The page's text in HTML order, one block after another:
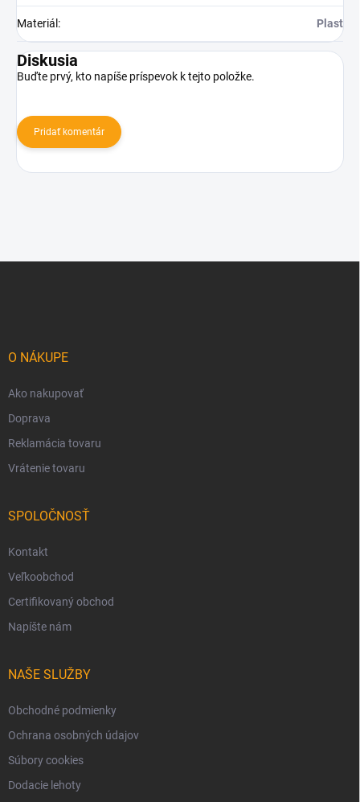
Materiál : Plast
Diskusia
Buďte prvý, kto napíše príspevok k tejto položke.
Pridať komentár
O NÁKUPE
Ako nakupovať
Doprava
Reklamácia tovaru
Vrátenie tovaru
SPOLOČNOSŤ
Kontakt
Veľkoobchod
Certifikovaný obchod
Napíšte nám
NAŠE SLUŽBY
Obchodné podmienky
Ochrana osobných údajov
Súbory cookies
Dodacie lehoty